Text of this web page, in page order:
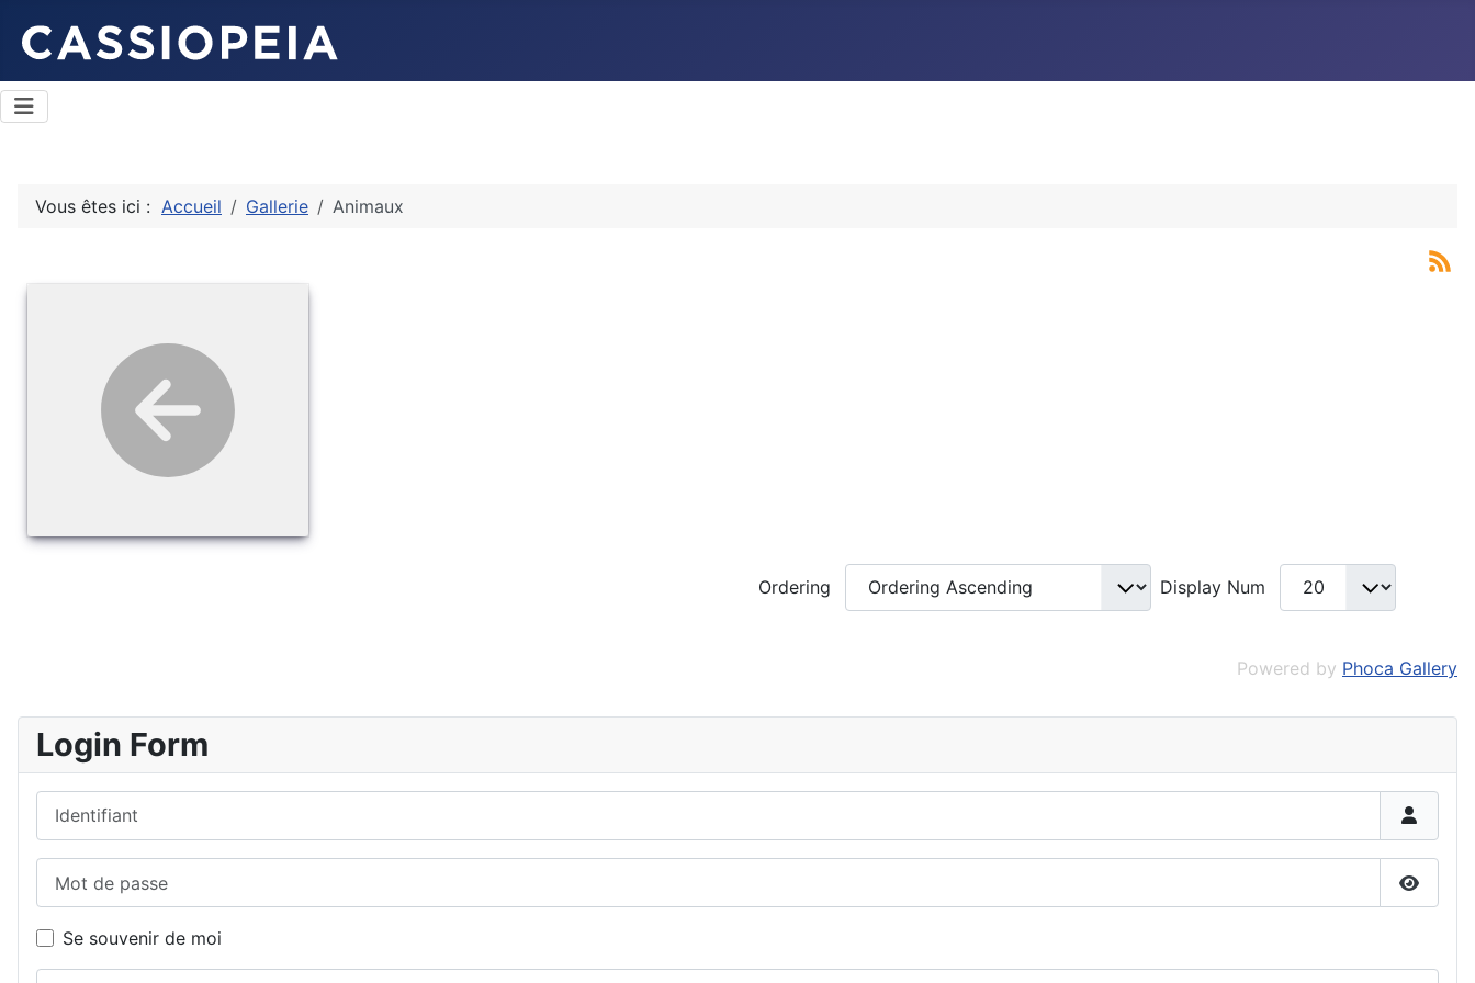
Vous êtes ici : Accueil Gallerie Animaux
Ordering Display Num
Powered by Phoca Gallery
Login Form
Se souvenir de moi